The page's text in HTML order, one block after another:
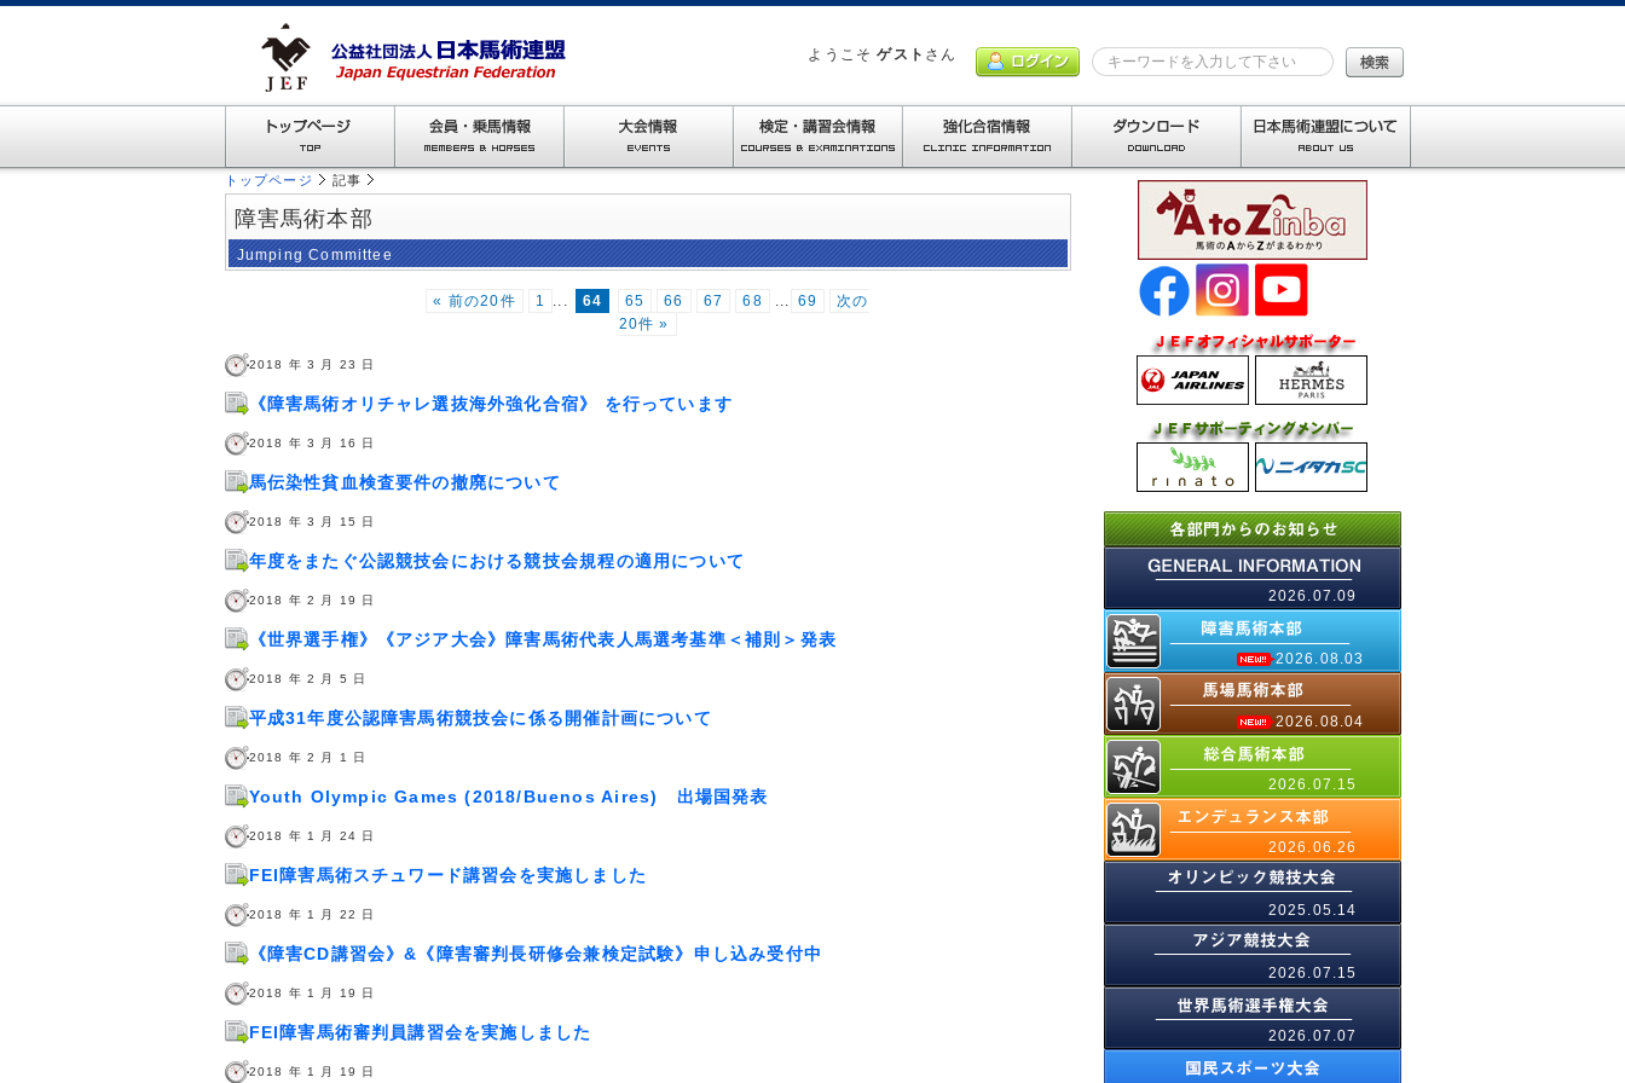
ようこそ ゲスト さん
トップページ 記事
障害馬術本部
Jumping Committee
« 前の20件 1 ... 64 65 66 67 68 ... 69
次の
20件 »
2018 年 3 月 23 日
《障害馬術オリチャレ選抜海外強化合宿》 を行っています
2018 年 3 月 16 日
馬伝染性貧血検査要件の撤廃について
2018 年 3 月 15 日
年度をまたぐ公認競技会における競技会規程の適用について
2018 年 2 月 19 日
《世界選手権》《アジア大会》障害馬術代表人馬選考基準＜補則＞発表
2018 年 2 月 5 日
平成31年度公認障害馬術競技会に係る開催計画について
2018 年 2 月 1 日
Youth Olympic Games (2018/Buenos Aires) 出場国発表
2018 年 1 月 24 日
FEI障害馬術スチュワード講習会を実施しました
2018 年 1 月 22 日
《障害CD講習会》&《障害審判長研修会兼検定試験》申し込み受付中
2018 年 1 月 19 日
FEI障害馬術審判員講習会を実施しました
2018 年 1 月 19 日
2026.07.09
2026.08.03
2026.08.04
2026.07.15
2026.06.26
2025.05.14
2026.07.15
2026.07.07